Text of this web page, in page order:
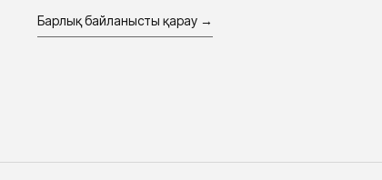
Барлық байланысты қарау →